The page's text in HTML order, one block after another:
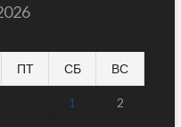
ПТ СБ ВС
1 2